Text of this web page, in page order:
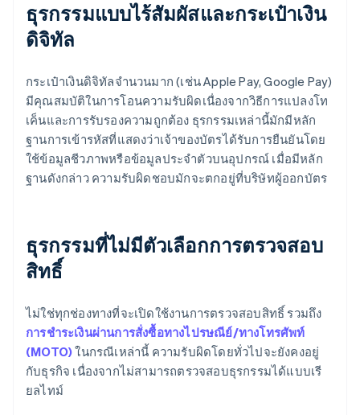
ธุรกรรมแบบไร้สัมผัสและกระเป๋าเงิน
ดิจิทัล
กระเป๋าเงินดิจิทัลจำนวนมาก (เช่น Apple Pay, Google Pay)
มีคุณสมบัติในการโอนความรับผิดเนื่องจากวิธีการแปลงโท
เค็นและการรับรองความถูกต้อง ธุรกรรมเหล่านี้มักมีหลัก
ฐานการเข้ารหัสที่แสดงว่าเจ้าของบัตรได้รับการยืนยันโดย
ใช้ข้อมูลชีวภาพหรือข้อมูลประจำตัวบนอุปกรณ์ เมื่อมีหลัก
ฐานดังกล่าว ความรับผิดชอบมักจะตกอยู่ที่บริษัทผู้ออกบัตร
ธุรกรรมที่ไม่มีตัวเลือกการตรวจสอบ
สิทธิ์
ไม่ใช่ทุกช่องทางที่จะเปิดใช้งานการตรวจสอบสิทธิ์ รวมถึง
การชำระเงินผ่านการสั่งซื้อทางไปรษณีย์/ทางโทรศัพท์
(MOTO)ในกรณีเหล่านี้ ความรับผิดโดยทั่วไปจะยังคงอยู่
กับธุรกิจ เนื่องจากไม่สามารถตรวจสอบธุรกรรมได้แบบเรี
ยลไทม์